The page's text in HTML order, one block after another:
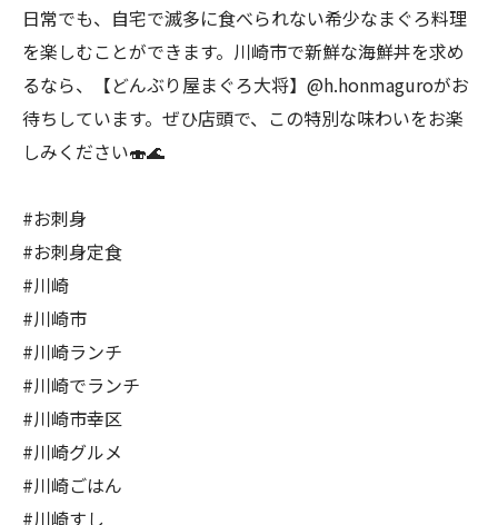
日常でも、自宅で滅多に食べられない希少なまぐろ料理
を楽しむことができます。川崎市で新鮮な海鮮丼を求め
るなら、【どんぶり屋まぐろ大将】@h.honmaguroがお
待ちしています。ぜひ店頭で、この特別な味わいをお楽
しみください🍣🌊
#お刺身
#お刺身定食
#川崎
#川崎市
#川崎ランチ
#川崎でランチ
#川崎市幸区
#川崎グルメ
#川崎ごはん
#川崎すし